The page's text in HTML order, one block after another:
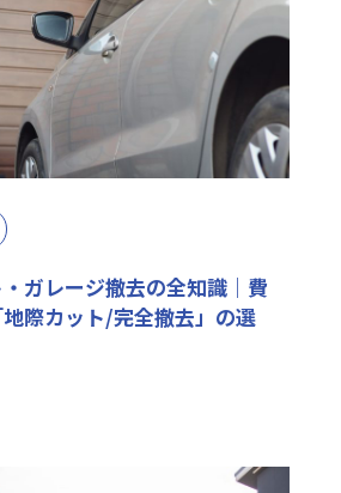
ガレージ撤去の全知識｜費
際カット/完全撤去」の選